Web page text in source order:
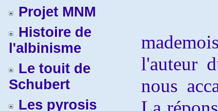
Projet MNM
Histoire de
l'albinisme
Le touit de
Schubert
Les pyrosis
l'auteur
nous